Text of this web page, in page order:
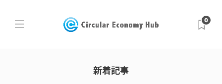
0
新着記事